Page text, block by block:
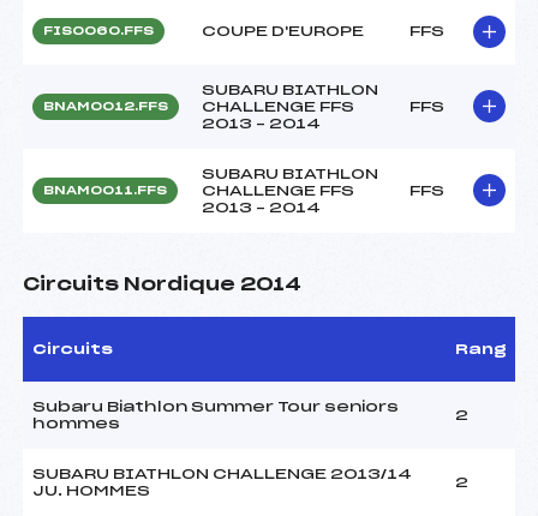
FIS0060.FFS COUPE D'EUROPE FFS
BNAM0012.FFS
SUBARU BIATHLON
CHALLENGE FFS
2013 – 2014
FFS
BNAM0011.FFS
SUBARU BIATHLON
CHALLENGE FFS
2013 – 2014
FFS
Circuits Nordique 2014
Circuits Rang
Subaru Biathlon Summer Tour seniors
hommes
2
SUBARU BIATHLON CHALLENGE 2013/14
JU. HOMMES
2